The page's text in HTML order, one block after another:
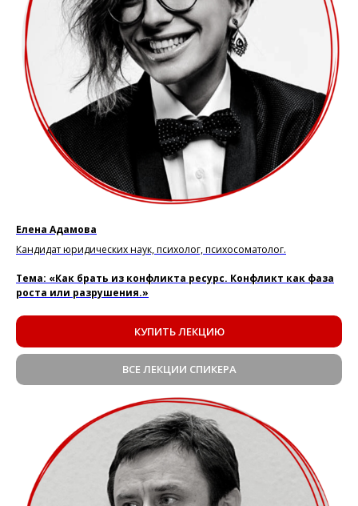
Елена Адамова
Кандидат юридических наук, психолог, психосоматолог.
Тема: «Как брать из конфликта ресурс. Конфликт как фаза
роста или разрушения.»
КУПИТЬ ЛЕКЦИЮ
ВСЕ ЛЕКЦИИ СПИКЕРА